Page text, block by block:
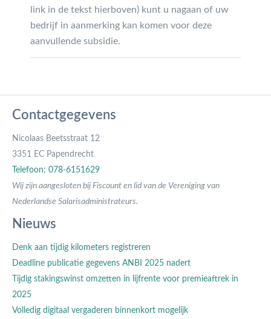
link in de tekst hierboven) kunt u nagaan of uw
bedrijf in aanmerking kan komen voor deze
aanvullende subsidie.
Contactgegevens
Nicolaas Beetsstraat 12
3351 EC Papendrecht
Telefoon: 078-6151629
Wij zijn aangesloten bij Fiscount en lid van de Vereniging van
Nederlandse Salarisadministrateurs.
Nieuws
Denk aan tijdig kilometers registreren
Deadline publicatie gegevens ANBI 2025 nadert
Tijdig stakingswinst omzetten in lijfrente voor premieaftrek in
2025
Volledig digitaal vergaderen binnenkort mogelijk